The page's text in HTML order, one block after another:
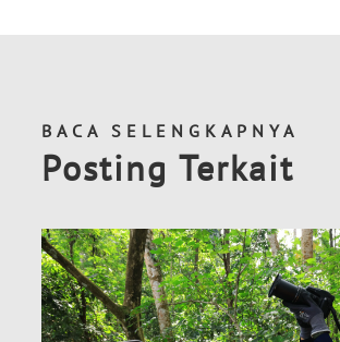
BACA SELENGKAPNYA
Posting Terkait